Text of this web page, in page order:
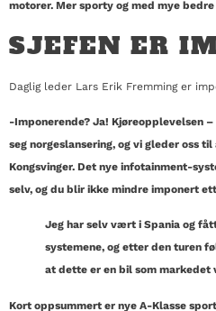
motorer. Mer sporty og med mye bedre
SJEFEN ER
Daglig leder Lars Erik Fremming er
-Imponerende? Ja! Kjøreopplevelsen
seg norgeslansering, og vi gleder oss
Kongsvinger. Det nye infotainment-
selv, og du blir ikke mindre imponert
Jeg har selv vært i Spania og
systemene, og etter den turen
at dette er en bil som markedet
Kort oppsummert er nye A-Klasse